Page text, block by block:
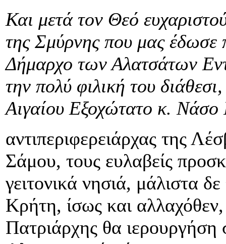
Και μετά τον Θεό
της Σμύρνης που μας έδωσε
Δήμαρχο των Αλατσάτων
την πολύ φιλική του
Αιγαίου Εξοχώτατο κ. Νάσο
αντιπεριφερειάρχας της
Σάμου, τους ευλαβείς
γειτονικά νησιά, μάλιστα
Κρήτη, ίσως και αλλαχόθεν,
Πατριάρχης θα ιερουργήση